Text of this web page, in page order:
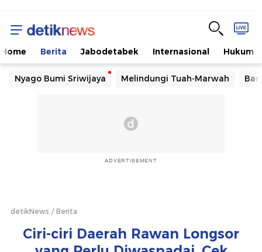
Home Berita Jabodetabek Internasional Hukum
Nyago Bumi Sriwijaya Melindungi Tuah-Marwah
ADVERTISEMENT
detikNews Berita
Ciri-ciri Daerah Rawan Longsor